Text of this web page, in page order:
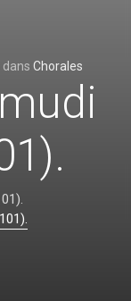
dans Chorales